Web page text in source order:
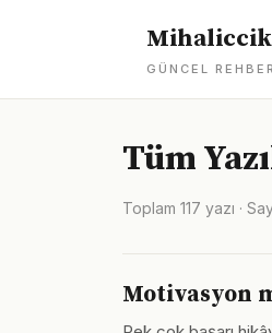
GÜNCEL REHBER
Tüm
Toplam 117 yazı ·
Motivasyon